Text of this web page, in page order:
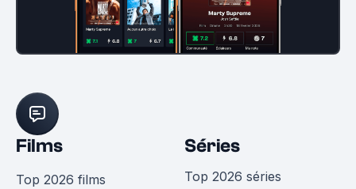
Films
Top 2026 films
Séries
Top 2026 séries